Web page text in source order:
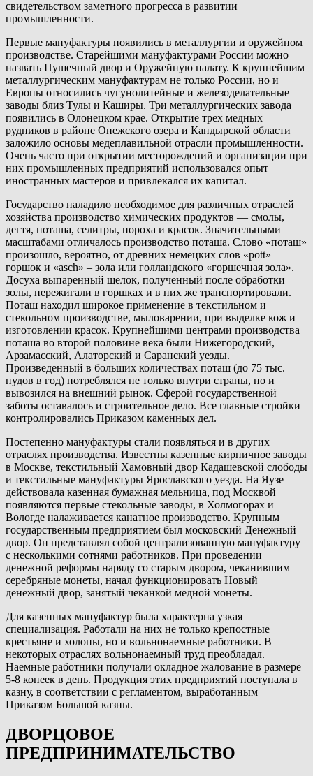
свидетельством заметного прогресса в развитии
промышленности.
Первые мануфактуры появились в металлургии и оружейном
производстве. Старейшими мануфактурами России можно
назвать Пушечный двор и Оружейную палату. К крупнейшим
металлургическим мануфактурам не только России, но и
Европы относились чугунолитейные и железоделательные
заводы близ Тулы и Каширы. Три металлургических завода
появились в Олонецком крае. Открытие трех медных
рудников в районе Онежского озера и Кандырской области
заложило основы медеплавильной отрасли промышленности.
Очень часто при открытии месторождений и организации при
них промышленных предприятий использовался опыт
иностранных мастеров и привлекался их капитал.
Государство наладило необходимое для различных отраслей
хозяйства производство химических продуктов — смолы,
дегтя, поташа, селитры, пороха и красок. Значительными
масштабами отличалось производство поташа. Слово «поташ»
произошло, вероятно, от древних немецких слов «pott» –
горшок и «asch» – зола или голландского «горшечная зола».
Досуха выпаренный щелок, полученный после обработки
золы, пережигали в горшках и в них же транспортировали.
Поташ находил широкое применение в текстильном и
стекольном производстве, мыловарении, при выделке кож и
изготовлении красок. Крупнейшими центрами производства
поташа во второй половине века были Нижегородский,
Арзамасский, Алаторский и Саранский уезды.
Произведенный в больших количествах поташ (до 75 тыс.
пудов в год) потреблялся не только внутри страны, но и
вывозился на внешний рынок. Сферой государственной
заботы оставалось и строительное дело. Все главные стройки
контролировались Приказом каменных дел.
Постепенно мануфактуры стали появляться и в других
отраслях производства. Известны казенные кирпичное заводы
в Москве, текстильный Хамовный двор Кадашевской слободы
и текстильные мануфактуры Ярославского уезда. На Яузе
действовала казенная бумажная мельница, под Москвой
появляются первые стекольные заводы, в Холмогорах и
Вологде налаживается канатное производство. Крупным
государственным предприятием был московский Денежный
двор. Он представлял собой централизованную мануфактуру
с несколькими сотнями работников. При проведении
денежной реформы наряду со старым двором, чеканившим
серебряные монеты, начал функционировать Новый
денежный двор, занятый чеканкой медной монеты.
Для казенных мануфактур была характерна узкая
специализация. Работали на них не только крепостные
крестьяне и холопы, но и вольнонаемные работники. В
некоторых отраслях вольнонаемный труд преобладал.
Наемные работники получали окладное жалование в размере
5-8 копеек в день. Продукция этих предприятий поступала в
казну, в соответствии с регламентом, выработанным
Приказом Большой казны.
ДВОРЦОВОЕ
ПРЕДПРИНИМАТЕЛЬСТВО